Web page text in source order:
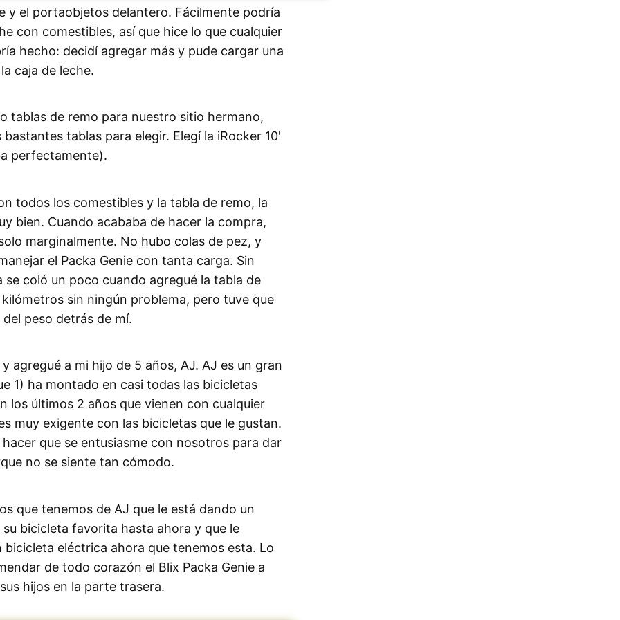
y el portaobjetos delantero. Fácilmente podría
con comestibles, así que hice lo que cualquier
hecho: decidí agregar más y pude cargar una
caja de leche.
tablas de remo para nuestro sitio hermano,
tablas para elegir. Elegí la iRocker 10′
perfectamente).
todos los comestibles y la tabla de remo, la
bien. Cuando acababa de hacer la compra,
marginalmente. No hubo colas de pez, y
el Packa Genie con tanta carga. Sin
coló un poco cuando agregué la tabla de
sin ningún problema, pero tuve que
peso detrás de mí.
agregué a mi hijo de 5 años, AJ. AJ es un gran
1) ha montado en casi todas las bicicletas
los últimos 2 años que vienen con cualquier
muy exigente con las bicicletas que le gustan.
que se entusiasme con nosotros para dar
no se siente tan cómodo.
que tenemos de AJ que le está dando un
su bicicleta favorita hasta ahora y que le
eléctrica ahora que tenemos esta. Lo
de todo corazón el Blix Packa Genie a
hijos en la parte trasera.